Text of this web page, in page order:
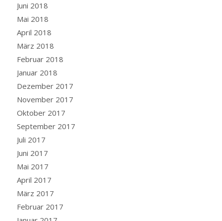
Juni 2018
Mai 2018
April 2018
März 2018
Februar 2018
Januar 2018
Dezember 2017
November 2017
Oktober 2017
September 2017
Juli 2017
Juni 2017
Mai 2017
April 2017
März 2017
Februar 2017